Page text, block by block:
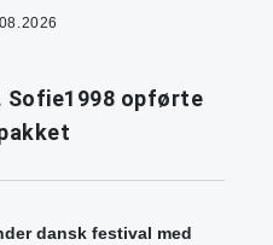
Sofie1998 opførte
dansk festival med